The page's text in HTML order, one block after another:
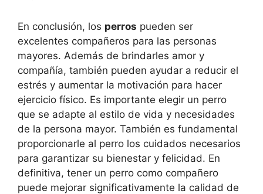
En conclusión, los perros pueden ser
excelentes compañeros para las personas
mayores. Además de brindarles amor y
compañía, también pueden ayudar a reducir el
estrés y aumentar la motivación para hacer
ejercicio físico. Es importante elegir un perro
que se adapte al estilo de vida y necesidades
de la persona mayor. También es fundamental
proporcionarle al perro los cuidados necesarios
para garantizar su bienestar y felicidad. En
definitiva, tener un perro como compañero
puede mejorar significativamente la calidad de